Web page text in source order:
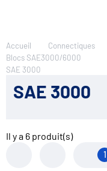
Accueil Connectiques
Blocs SAE3000/6000
SAE 3000
SAE 3000
Il y a 6 produit(s)
1